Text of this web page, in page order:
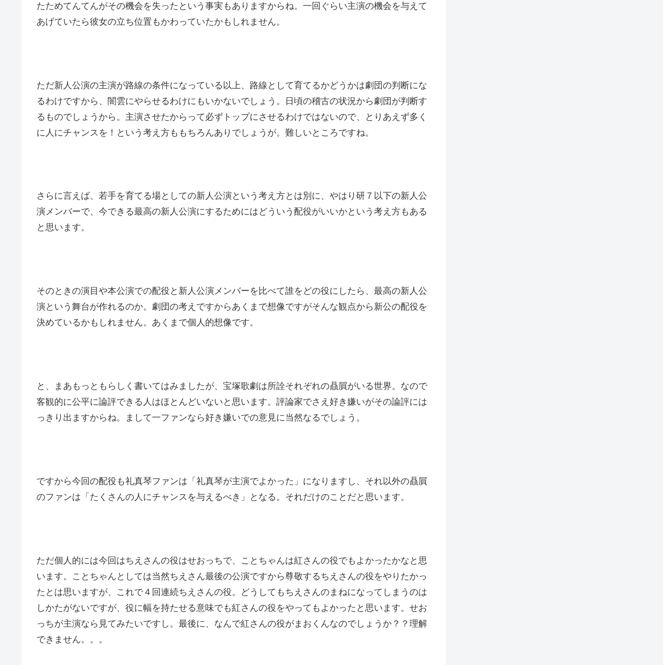
たためてんてんがその機会を失ったという事実もありますからね。一回ぐらい主演の機会を与えて
あげていたら彼女の立ち位置もかわっていたかもしれません。
ただ新人公演の主演が路線の条件になっている以上、路線として育てるかどうかは劇団の判断にな
るわけですから、闇雲にやらせるわけにもいかないでしょう。日頃の稽古の状況から劇団が判断す
るものでしょうから。主演させたからって必ずトップにさせるわけではないので、とりあえず多く
に人にチャンスを！という考え方ももちろんありでしょうが。難しいところですね。
さらに言えば、若手を育てる場としての新人公演という考え方とは別に、やはり研７以下の新人公
演メンバーで、今できる最高の新人公演にするためにはどういう配役がいいかという考え方もある
と思います。
そのときの演目や本公演での配役と新人公演メンバーを比べて誰をどの役にしたら、最高の新人公
演という舞台が作れるのか。劇団の考えですからあくまで想像ですがそんな観点から新公の配役を
決めているかもしれません。あくまで個人的想像です。
と、まあもっともらしく書いてはみましたが、宝塚歌劇は所詮それぞれの贔屓がいる世界。なので
客観的に公平に論評できる人はほとんどいないと思います。評論家でさえ好き嫌いがその論評には
っきり出ますからね。まして一ファンなら好き嫌いでの意見に当然なるでしょう。
ですから今回の配役も礼真琴ファンは「礼真琴が主演でよかった」になりますし、それ以外の贔屓
のファンは「たくさんの人にチャンスを与えるべき」となる。それだけのことだと思います。
ただ個人的には今回はちえさんの役はせおっちで、ことちゃんは紅さんの役でもよかったかなと思
います。ことちゃんとしては当然ちえさん最後の公演ですから尊敬するちえさんの役をやりたかっ
たとは思いますが、これで４回連続ちえさんの役。どうしてもちえさんのまねになってしまうのは
しかたがないですが、役に幅を持たせる意味でも紅さんの役をやってもよかったと思います。せお
っちが主演なら見てみたいですし。最後に、なんで紅さんの役がまおくんなのでしょうか？？理解
できません。。。